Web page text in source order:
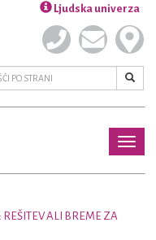
Ljudska univerza
ALI BREME ZA